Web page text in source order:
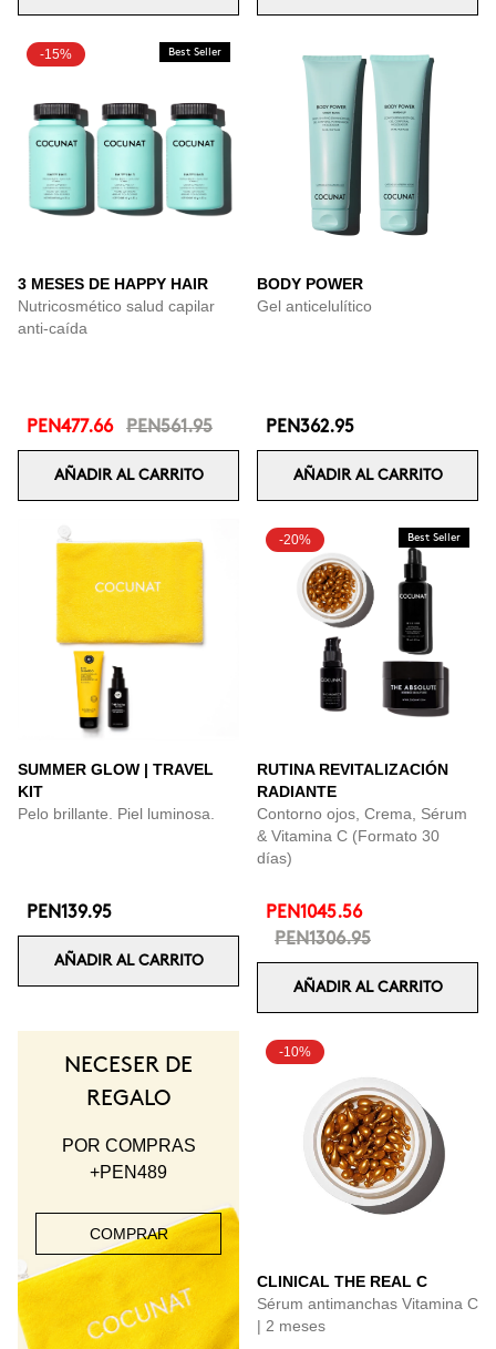
-15% Best Seller
3 MESES DE HAPPY HAIR
Nutricosmético salud capilar
anti-caída
PEN477.66 PEN561.95
AÑADIR AL CARRITO
BODY POWER
Gel anticelulítico
PEN362.95
AÑADIR AL CARRITO
SUMMER GLOW | TRAVEL
KIT
Pelo brillante. Piel luminosa.
PEN139.95
AÑADIR AL CARRITO
-20% Best Seller
RUTINA REVITALIZACIÓN
RADIANTE
Contorno ojos, Crema, Sérum
& Vitamina C (Formato 30
días)
PEN1045.56
PEN1306.95
AÑADIR AL CARRITO
NECESER DE
REGALO
POR COMPRAS
+PEN489
COMPRAR
-10%
CLINICAL THE REAL C
Sérum antimanchas Vitamina C
| 2 meses